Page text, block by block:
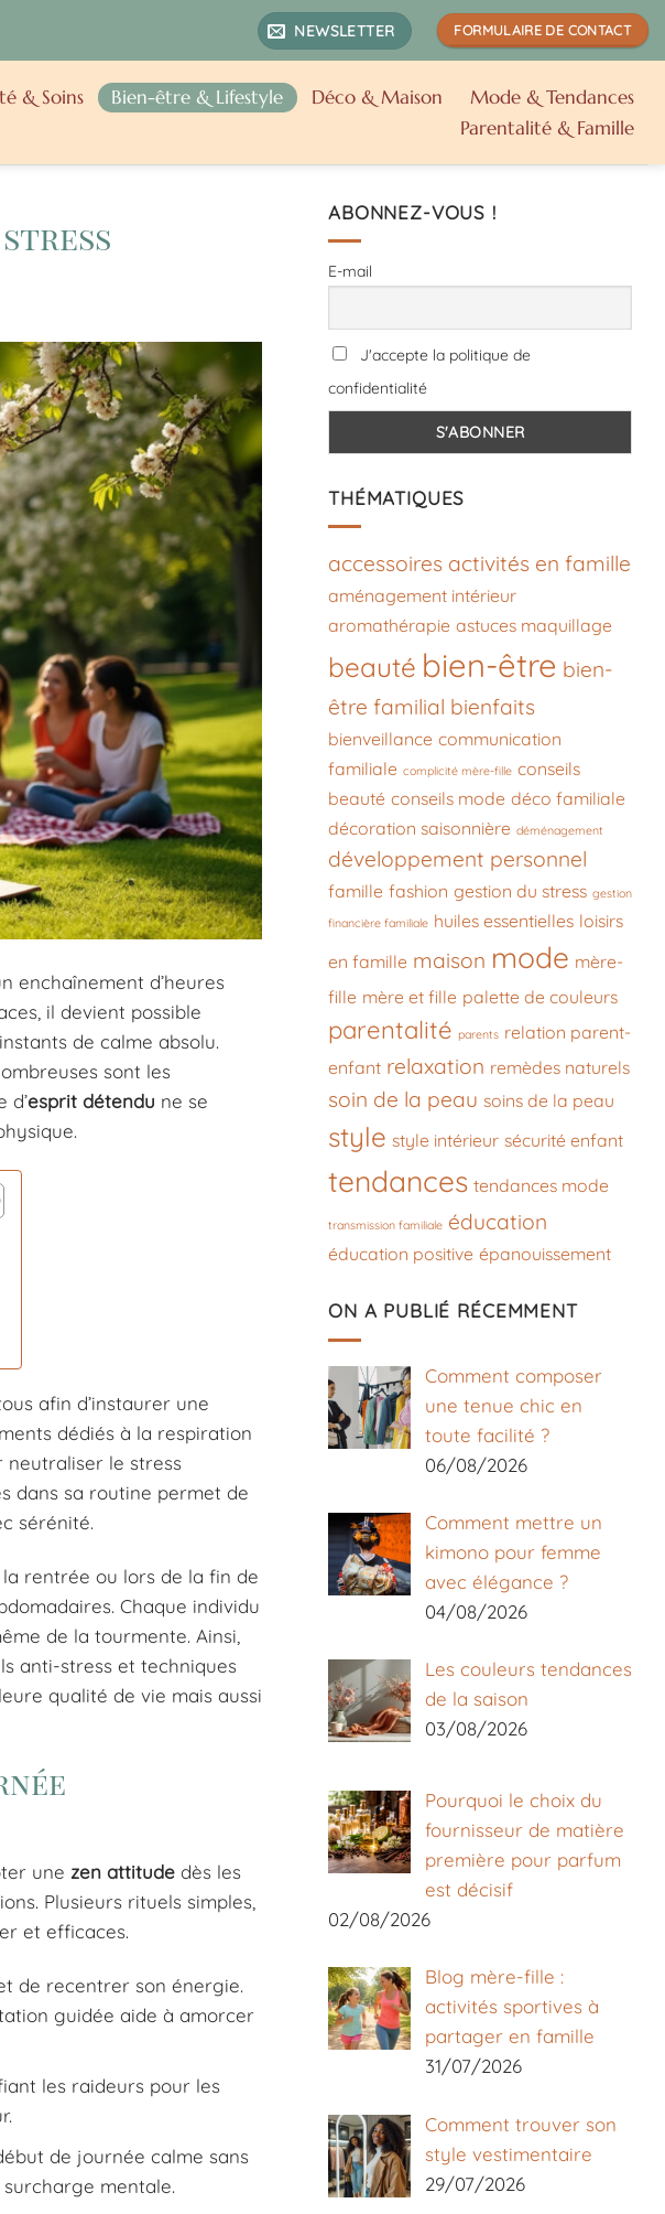
NEWSLETTER FORMULAIRE DE CONTACT
& Soins Bien-être & Lifestyle Déco & Maison
Mode & Tendances
Parentalité & Famille
enchaînement d’heures
il devient possible
de calme absolu.
sont les
d’esprit détendu ne se
afin d’instaurer une
dédiés à la respiration
neutraliser le stress
dans sa routine permet de
sérénité.
rentrée ou lors de la fin de
Chaque individu
de la tourmente. Ainsi,
anti-stress et techniques
qualité de vie mais aussi
une zen attitude dès les
Plusieurs rituels simples,
et efficaces.
de recentrer son énergie.
guidée aide à amorcer
les raideurs pour les
de journée calme sans
mentale.
ABONNEZ-VOUS !
E-mail
J'accepte la politique de
confidentialité
THÉMATIQUES
accessoires activités en famille
aménagement intérieur
aromathérapie astuces maquillage
beauté bien-être bien-
être familial bienfaits
bienveillance communication
familiale complicité mère-fille conseils
beauté conseils mode déco familiale
décoration saisonnière déménagement
développement personnel
famille fashion gestion du stress gestion
financière familiale huiles essentielles loisirs
en famille maison mode mère-
fille mère et fille palette de couleurs
parentalité parents relation parent-
enfant relaxation remèdes naturels
soin de la peau soins de la peau
style style intérieur sécurité enfant
tendances tendances mode
transmission familiale éducation
éducation positive épanouissement
ON A PUBLIÉ RÉCEMMENT
Comment composer
une tenue chic en
toute facilité ?
06/08/2026
Comment mettre un
kimono pour femme
avec élégance ?
04/08/2026
Les couleurs tendances
de la saison
03/08/2026
Pourquoi le choix du
fournisseur de matière
première pour parfum
est décisif
02/08/2026
Blog mère-fille :
activités sportives à
partager en famille
31/07/2026
Comment trouver son
style vestimentaire
29/07/2026